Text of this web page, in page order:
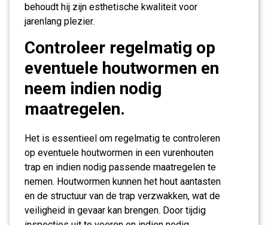
behoudt hij zijn esthetische kwaliteit voor
jarenlang plezier.
Controleer regelmatig op
eventuele houtwormen en
neem indien nodig
maatregelen.
Het is essentieel om regelmatig te controleren
op eventuele houtwormen in een vurenhouten
trap en indien nodig passende maatregelen te
nemen. Houtwormen kunnen het hout aantasten
en de structuur van de trap verzwakken, wat de
veiligheid in gevaar kan brengen. Door tijdig